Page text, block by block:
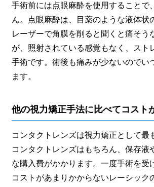
手術前には点眼麻酔を使用することで
ん。点眼麻酔は、目薬のような液体状
レーザーで角膜を削ると聞くと痛そう
が、照射されている感覚もなく、スト
手術です。術後も痛みが少ないのでい
ます。
他の視力矯正手法に比べてコスト
コンタクトレンズは視力矯正として最
コンタクトレンズはもちろん、保存液
な購入費がかかります。一度手術を受
コストがあまりかからないレーシック